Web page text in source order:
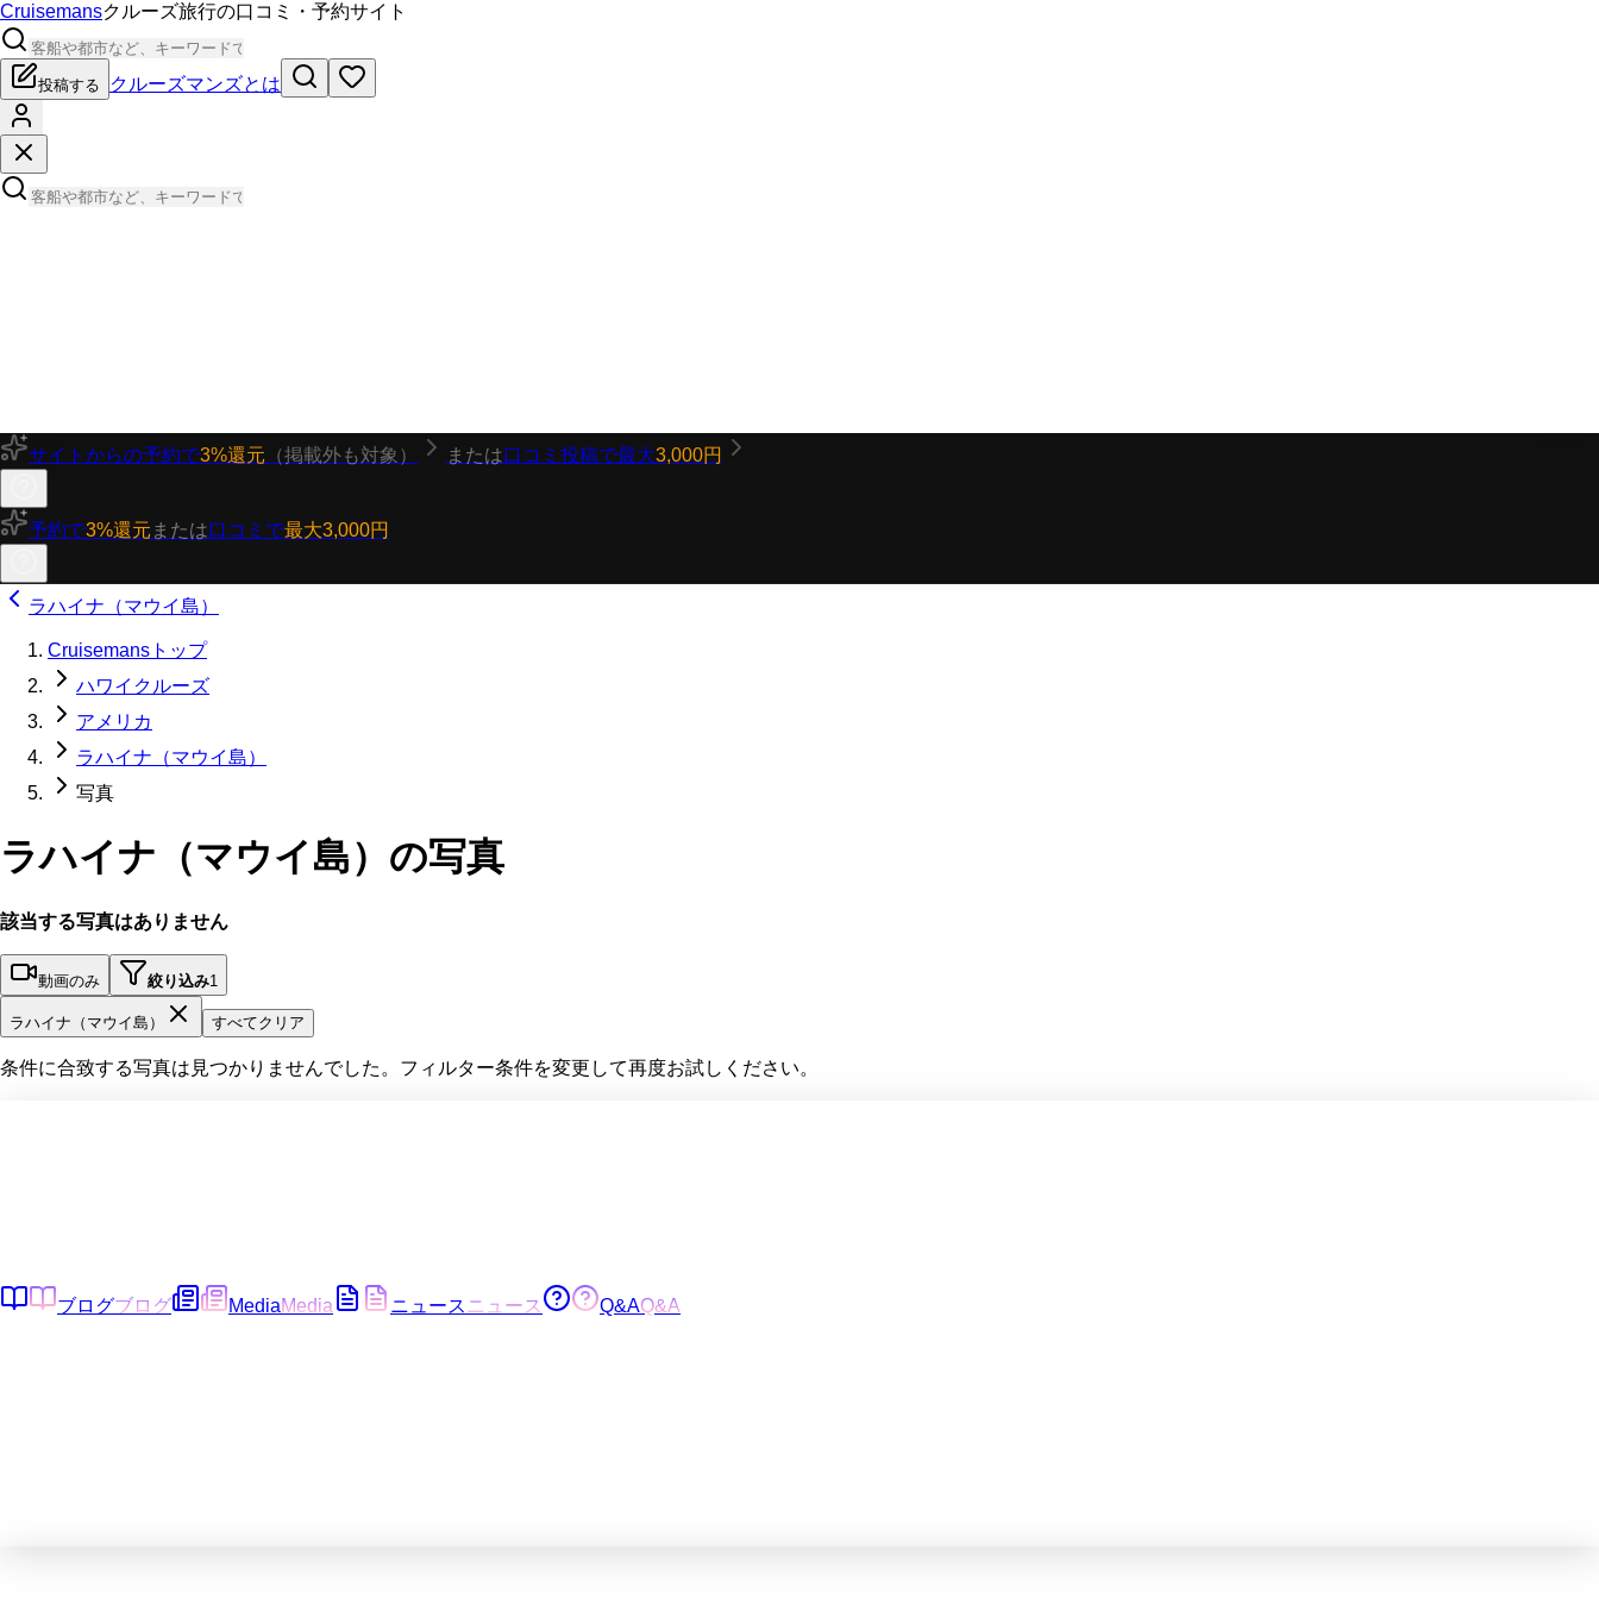
Cruisemansクルーズ旅行の口コミ・予約サイト
投稿する クルーズマンズとは
サイトからの予約で3%還元 （掲載外も対象） または口コミ投稿で最大3,000円
予約で3%還元 または口コミで最大3,000円
ラハイナ（マウイ島）
Cruisemansトップ
ハワイクルーズ
アメリカ
ラハイナ（マウイ島）
写真
ラハイナ（マウイ島）の写真
該当する写真はありません
動画のみ 絞り込み1
ラハイナ（マウイ島） すべてクリア
条件に合致する写真は見つかりませんでした。フィルター条件を変更して再度お試しください。
ブログブログ MediaMedia ニュース ニュース Q&AQ&A